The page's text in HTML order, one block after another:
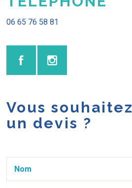
06 65 76 58 81
Vous souhaitez
un devis ?